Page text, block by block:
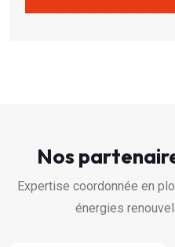
Nos
Expertise coordonnée en
énergies